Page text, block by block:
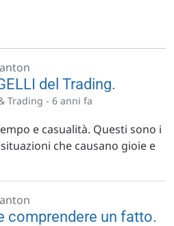
del Trading.
Trading - 6 anni fa
e casualità. Questi sono i
che causano gioie e
comprendere un fatto.